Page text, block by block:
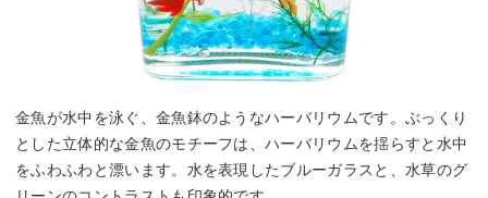
金魚が水中を泳ぐ、金魚鉢のようなハーバリウムです。ぶっくり
とした立体的な金魚のモチーフは、ハーバリウムを揺らすと水中
をふわふわと漂います。水を表現したブルーガラスと、水草のグ